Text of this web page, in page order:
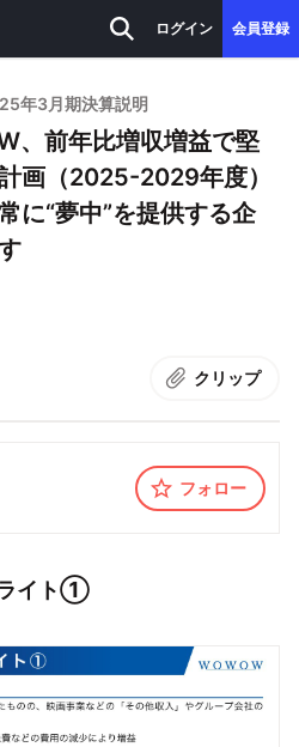
ログイン 会員登録
年3月期決算説明
、前年比増収増益で堅
画（2025-2029年度）
に“夢中”を提供する企
クリップ
フォロー
ライト①